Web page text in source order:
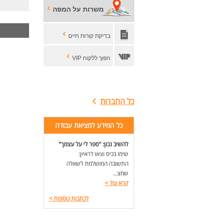
משרות על המפה
בדיקת קורות חיים
הפוך ללקוח VIP
כל החברות
כל המידע למציאת עבודה
להשיב נכון: "ספר לי על עצמך"
שימו בכיס וצאו לראיון:
התשובה המושלמת לשאלה
שמצ...
קרא עוד>
לכתבות נוספות>